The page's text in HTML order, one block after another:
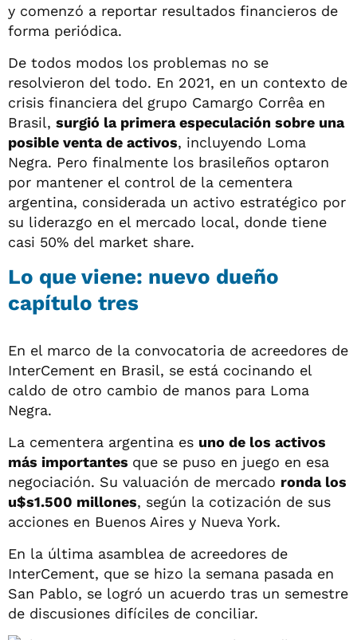
y comenzó a reportar resultados financieros de
forma periódica.
De todos modos los problemas no se
resolvieron del todo. En 2021, en un contexto de
crisis financiera del grupo Camargo Corrêa en
Brasil, surgió la primera especulación sobre una
posible venta de activos, incluyendo Loma
Negra. Pero finalmente los brasileños optaron
por mantener el control de la cementera
argentina, considerada un activo estratégico por
su liderazgo en el mercado local, donde tiene
casi 50% del market share.
Lo que viene: nuevo dueño
capítulo tres
En el marco de la convocatoria de acreedores de
InterCement en Brasil, se está cocinando el
caldo de otro cambio de manos para Loma
Negra.
La cementera argentina es uno de los activos
más importantes que se puso en juego en esa
negociación. Su valuación de mercado ronda los
u$s1.500 millones, según la cotización de sus
acciones en Buenos Aires y Nueva York.
En la última asamblea de acreedores de
InterCement, que se hizo la semana pasada en
San Pablo, se logró un acuerdo tras un semestre
de discusiones difíciles de conciliar.